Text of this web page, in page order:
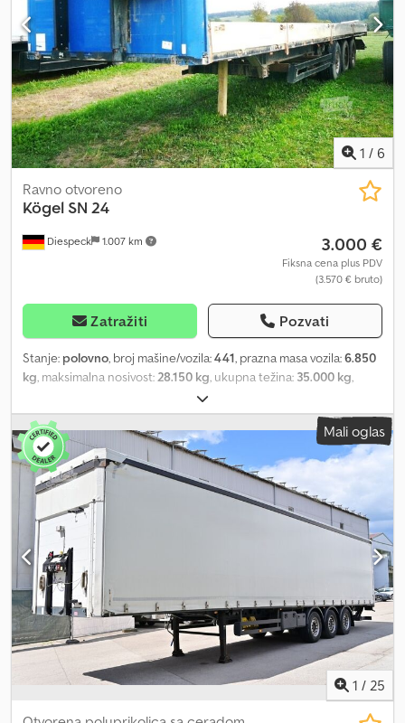
1 / 6
Diespeck 1.007 km
Ravno otvoreno
Kögel SN 24
3.000 €
Fiksna cena plus PDV
(3.570 € bruto)
Zatražiti Pozvati
Stanje: polovno, broj mašine/vozila:441, prazna masa vozila:6.850
kg, maksimalna nosivost:28.150 kg, ukupna težina: 35.000 kg,
, prva registracija:
tovarnog prostora:12.800 mm, širina utovarnog prostora:2.470
mm, visina tovarnog prostora:300 mm, zapremina tovarnog
prostora: 9 m³, suspencija:vazduh, dimenzija gume: 385/65 r 22,5,
boja:plava, Oprema:ABS, EBS Dodop Npuvopfx Ah Rsck Disk
kočnice Međuosovinsko rastojanje 1.310 mm BPW osovine
Zadržavamo pravo na greške.
Mali oglas
1 / 25